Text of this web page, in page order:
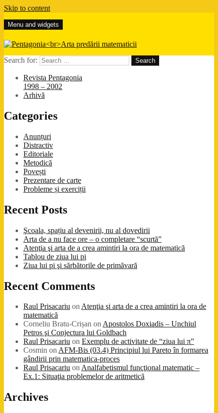
Skip to content
Pentagonia
Arta predării matematicii
Menu and widgets
Search for:
Revista Pentagonia
1998 – 2002
Arhivă
Categories
Anunțuri
Distractiv
Editoriale
Metodică
Povești
Prezentare de carte
Probleme și exerciții
Recent Posts
Şcoala, spațiu al devenirii, nu al dovedirii
Arta de a nu face ore – o completare “scurtă”
Atenţia şi arta de a crea amintiri la ora de matematică
Tablou de ziua lui pi
Ziua lui pi şi sărbătorile de primăvară
Recent Comments
Raul Prisacariu onAtenţia şi arta de a crea amintiri la ora de
matematică
Corneliu Bratu-Crișan onApostolos Doxiadis – Unchiul
Petros şi Conjectura lui Goldbach
Raul Prisacariu on Exemplu de activitate de “ziua lui π”
Cosmin onAFM-Bis (03.4) Principiul lui Pareto în formarea
gândirii prin matematica-proces
Raul Prisacariu onAnalfabetismul funcţional matematic –
Ex.1: Situaţia problemelor de aritmetică
Archives